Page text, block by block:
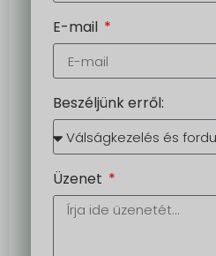
E-mail
Beszéljünk erről:
Üzenet